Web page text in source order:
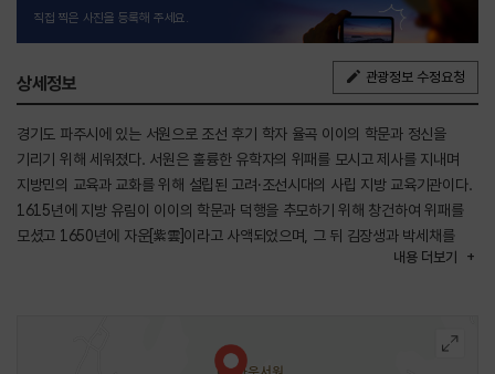
직접 찍은 사진을 등록해 주세요.
상세정보 관광정보 수정요청
경기도 파주시에 있는 서원으로 조선 후기 학자 율곡 이이의 학문과 정신을
기리기 위해 세워졌다. 서원은 훌륭한 유학자의 위패를 모시고 제사를 지내며
지방민의 교육과 교화를 위해 설립된 고려·조선시대의 사립 지방 교육기관이다.
1615년에 지방 유림이 이이의 학문과 덕행을 추모하기 위해 창건하여 위패를
모셨고 1650년에 자운[紫雲]이라고 사액되었으며, 그 뒤 김장생과 박세채를
경내의 건물로는 팔작지붕으로 된 6칸의 사우, 신문, 동서 협문 등이 있으며,
담장 밖에는 묘정비가 세워져 있다. 서원의 좌측 능선에는 이이와 양친의 묘소가
내용 더보기